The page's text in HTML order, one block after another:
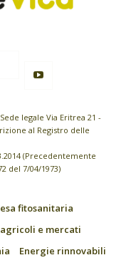
legale Via Eritrea 21 -
al Registro delle
(Precedentemente
del 7/04/1973)
fitosanitaria
e mercati
Energie rinnovabili